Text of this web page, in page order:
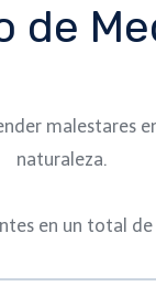
de
malestares
naturaleza.
en un total